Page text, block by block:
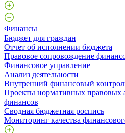
Финансы
Бюджет для граждан
Отчет об исполнении бюджета
Правовое сопровождение
Финансовое управление
Анализ деятельности
Внутренний финансовый
Проекты нормативных правовых
финансов
Сводная бюджетная роспись
Мониторинг качества